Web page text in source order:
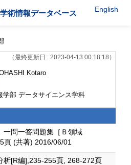
学術情報データベース English
（最終更新日 : 2023-04-13 00:18:18）
Kotaro
学部 データサイエンス学科
問一答問題集［Ｂ領域
頁 (共著) 2016/06/01
析[R編],235-255頁, 268-272頁